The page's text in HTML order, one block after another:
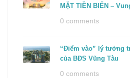
MẶT TIỀN BIỂN –
0 comments
“Điểm vào” lý tưởng
của BĐS Vũng Tàu
0 comments